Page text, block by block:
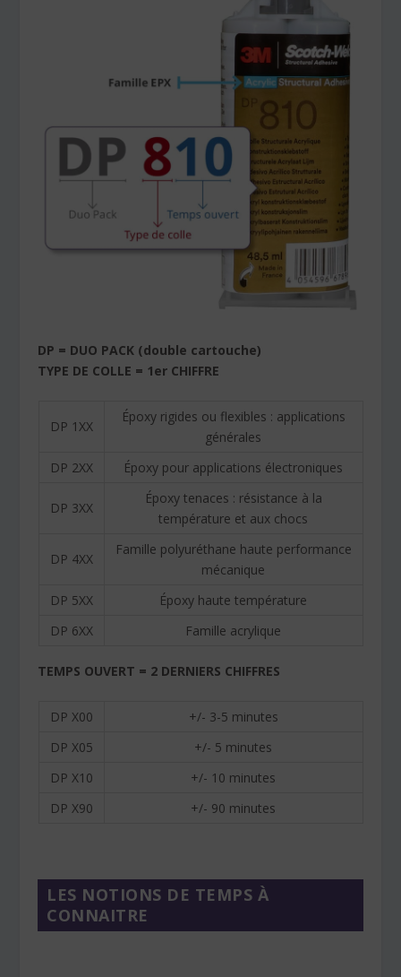
DP = DUO PACK (double cartouche)
TYPE DE COLLE = 1er CHIFFRE
DP 1XX
Époxy rigides ou flexibles : applications
générales
DP 2XX
Époxy pour applications électroniques
DP 3XX
Époxy tenaces : résistance à la
température et aux chocs
DP 4XX
Famille polyuréthane haute performance
mécanique
DP 5XX
Époxy haute température
DP 6XX
Famille acrylique
TEMPS OUVERT = 2 DERNIERS CHIFFRES
DP X00
+/- 3-5 minutes
DP X05
+/- 5 minutes
DP X10
+/- 10 minutes
DP X90
+/- 90 minutes
LES NOTIONS DE TEMPS À
CONNAITRE